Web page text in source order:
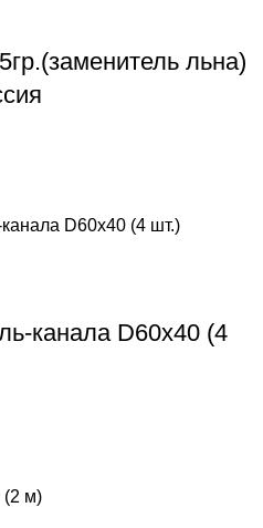
льна)
канала D60х40 (4